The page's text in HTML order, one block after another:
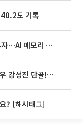
도 기록
SK하이닉스, 용인·청주에 54조 투자…AI 메모리 생산기지 키운다
'2TV 생생정보' 오늘방송맛집- 배우 강성진 단골! 쌀국수ㆍ푸팟퐁 커리 맛집 '블○○○'
? [해시태그]